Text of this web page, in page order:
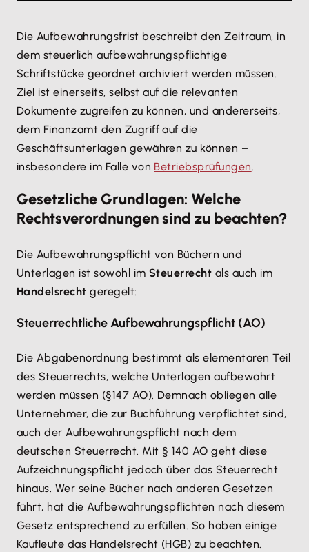
Mehr Informationen
Akzeptieren
Die Aufbewahrungsfrist beschreibt den Zeitraum, in
dem steuerlich aufbewahrungspflichtige
Schriftstücke geordnet archiviert werden müssen.
Ziel ist einerseits, selbst auf die relevanten
Dokumente zugreifen zu können, und andererseits,
dem Finanzamt den Zugriff auf die
Geschäftsunterlagen gewähren zu können –
insbesondere im Falle von Betriebsprüfungen.
Gesetzliche Grundlagen: Welche
Rechtsverordnungen sind zu beachten?
Die Aufbewahrungspflicht von Büchern und
Unterlagen ist sowohl im Steuerrecht als auch im
Handelsrechtgeregelt:
Steuerrechtliche Aufbewahrungspflicht (AO)
Die Abgabenordnung bestimmt als elementaren Teil
des Steuerrechts, welche Unterlagen aufbewahrt
werden müssen (§147 AO). Demnach obliegen alle
Unternehmer, die zur Buchführung verpflichtet sind,
auch der Aufbewahrungspflicht nach dem
deutschen Steuerrecht. Mit § 140 AO geht diese
Aufzeichnungspflicht jedoch über das Steuerrecht
hinaus. Wer seine Bücher nach anderen Gesetzen
führt, hat die Aufbewahrungspflichten nach diesem
Gesetz entsprechend zu erfüllen. So haben einige
Kaufleute das Handelsrecht (HGB) zu beachten.